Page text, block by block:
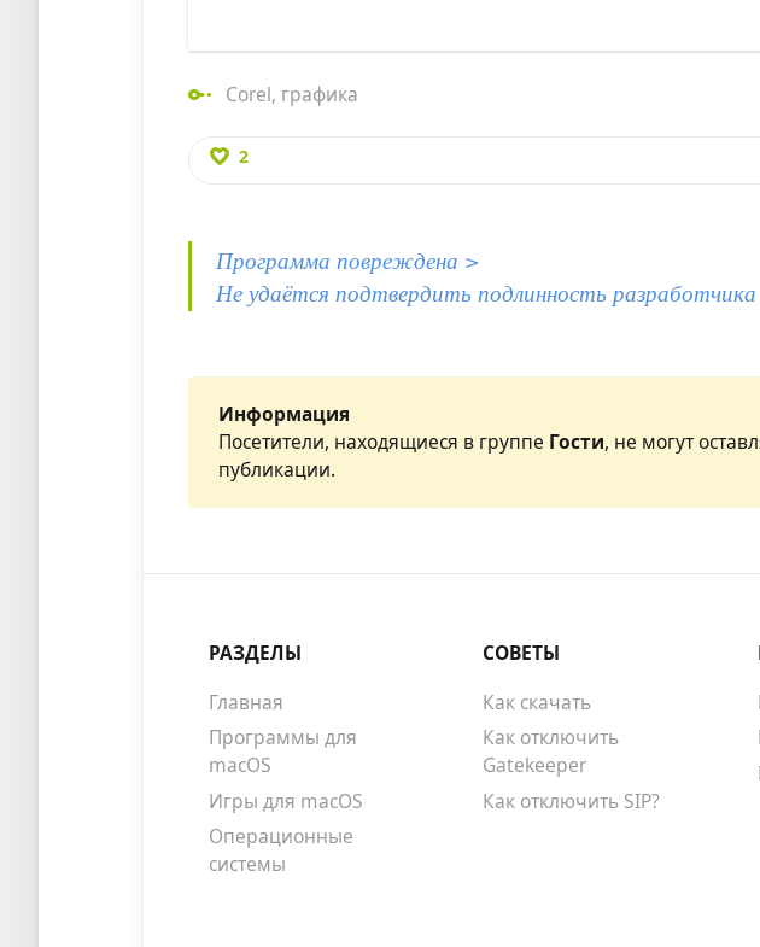
Corel, графика
2
Программа повреждена >
Не удаётся подтвердить подлинность
Информация
Посетители, находящиеся в группе Гости, не могут
публикации.
РАЗДЕЛЫ
Главная
Программы для
macOS
Игры для macOS
Операционные
системы
СОВЕТЫ
Как скачать
Как отключить
Gatekeeper
Как отключить SIP?